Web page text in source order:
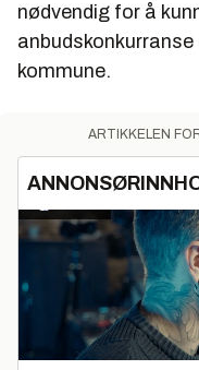
nødvendig for å
kommune.
ARTIKKELEN